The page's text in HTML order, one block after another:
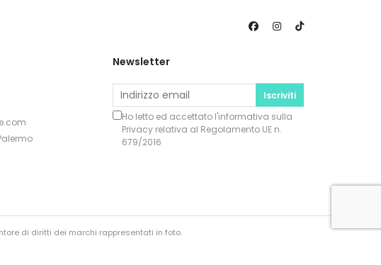
Newsletter
Iscriviti
Ho letto ed accettato l'informativa sulla
Privacyrelativa al Regolamento UE n.
679/2016
di diritti dei marchi rappresentati in foto.